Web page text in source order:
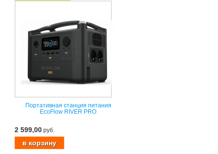
Портативная станция питания
EcoFlow RIVER PRO
2 599,00 руб.